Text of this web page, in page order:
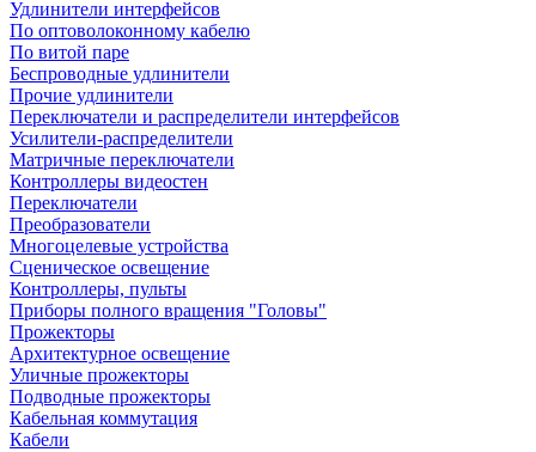
Удлинители интерфейсов
По оптоволоконному кабелю
По витой паре
Беспроводные удлинители
Прочие удлинители
Переключатели и распределители интерфейсов
Усилители-распределители
Матричные переключатели
Контроллеры видеостен
Переключатели
Преобразователи
Многоцелевые устройства
Сценическое освещение
Контроллеры, пульты
Приборы полного вращения "Головы"
Прожекторы
Архитектурное освещение
Уличные прожекторы
Подводные прожекторы
Кабельная коммутация
Кабели